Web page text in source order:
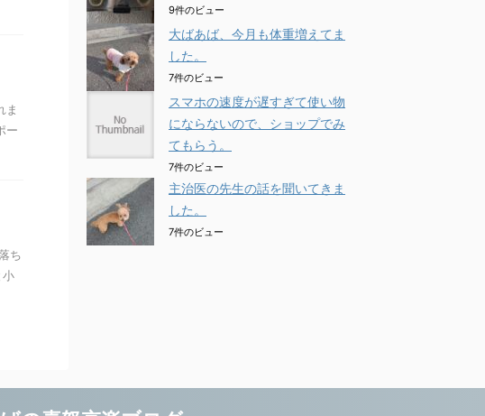
ま
ー
ち
小
9件のビュー
大ばあば、今月も体重増えてま
した。
7件のビュー
スマホの速度が遅すぎて使い物
にならないので、ショップでみ
てもらう。
7件のビュー
主治医の先生の話を聞いてきま
した。
7件のビュー